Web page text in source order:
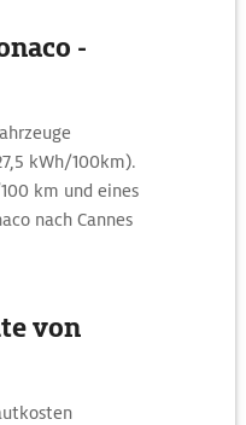
-
kWh/100km).
km und eines
nach Cannes
von